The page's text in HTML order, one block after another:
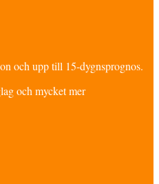
och upp till 15-dygnsprognos.
och mycket mer